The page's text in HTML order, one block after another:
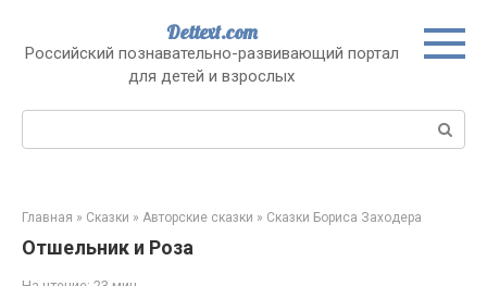
контенту
Dettext.com
Российский познавательно-развивающий портал
для детей и взрослых
Поиск:
Главная » Сказки » Авторские сказки » Сказки Бориса Заходера
Отшельник и Роза